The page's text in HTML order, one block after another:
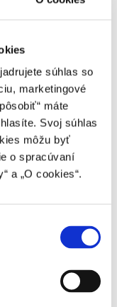
súhlas so
marketingové
máte
Svoj súhlas
môžu byť
o spracúvaní
a „O cookies“.